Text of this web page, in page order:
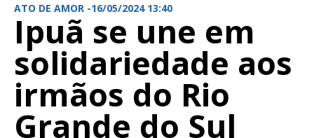
ATO DE AMOR -16/05/2024 13:40
Ipuã se une em
solidariedade aos
irmãos do Rio
Grande do Sul